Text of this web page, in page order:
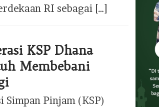
RI sebagai […]
KSP Dhana
Membebani
Pinjam (KSP)